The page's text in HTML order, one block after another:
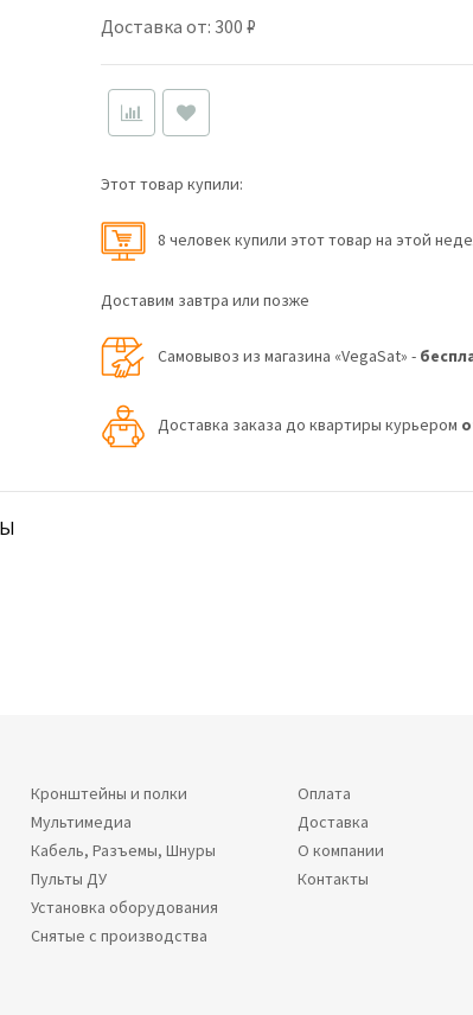
Доставка от: 300 ₽
Этот товар купили:
8 человек купили этот товар на этой
Доставим завтра или позже
Самовывоз из магазина «VegaSat» -
Доставка заказа до квартиры курьером
Кронштейны и полки
Мультимедиа
Кабель, Разъемы, Шнуры
Пульты ДУ
Установка оборудования
Снятые с производства
Оплата
Доставка
О компании
Контакты